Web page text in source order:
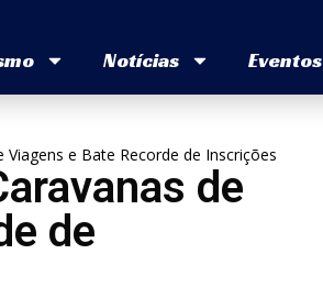
Notícias Eventos
e Bate Recorde de Inscrições
de
de